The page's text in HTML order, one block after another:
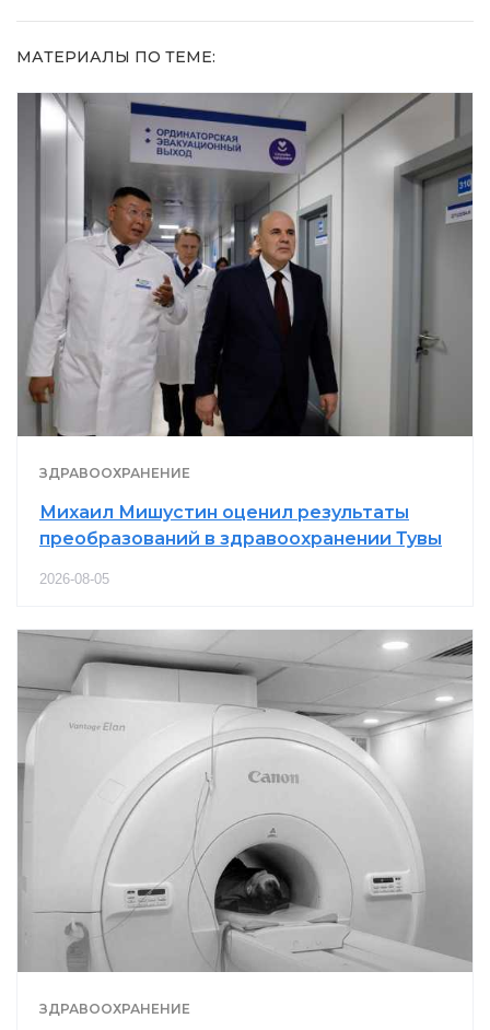
МАТЕРИАЛЫ ПО ТЕМЕ:
ЗДРАВООХРАНЕНИЕ
Михаил Мишустин оценил результаты
преобразований в здравоохранении Тувы
2026-08-05
ЗДРАВООХРАНЕНИЕ